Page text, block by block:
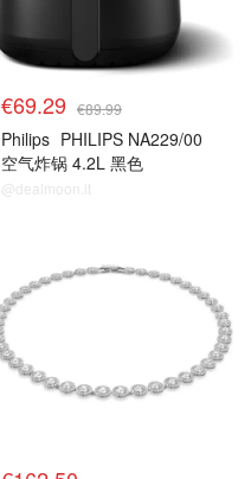
€69.29 €89.99
Philips PHILIPS NA229/00
空气炸锅 4.2L 黑色
@dealmoon.it